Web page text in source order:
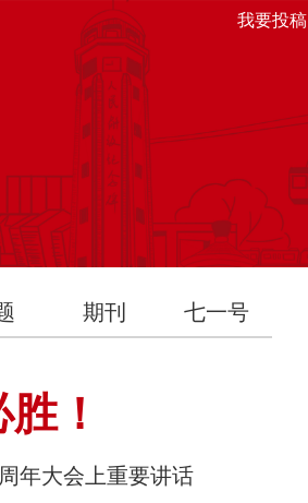
我要投稿
期刊 七一号
！
年大会上重要讲话